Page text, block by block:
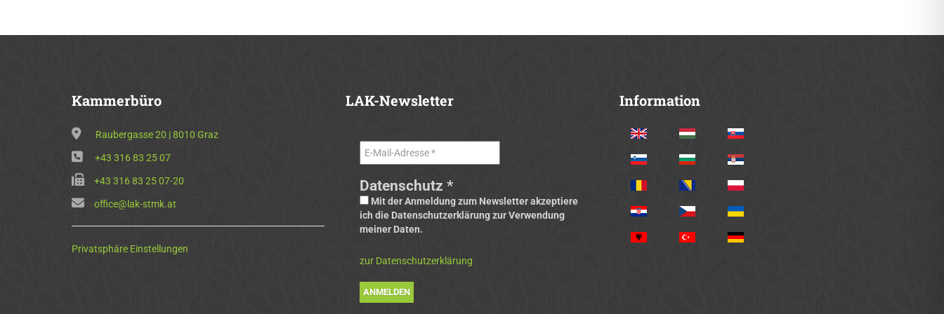
Kammerbüro
Raubergasse 20 | 8010 Graz
+43 316 83 25 07
+43 316 83 25 07-20
office@lak-stmk.at
Privatsphäre Einstellungen
LAK-Newsletter
Datenschutz *
Mit der Anmeldung zum Newsletter akzeptiere
ich die Datenschutzerklärung zur Verwendung
meiner Daten.
zur Datenschutzerklärung
Information